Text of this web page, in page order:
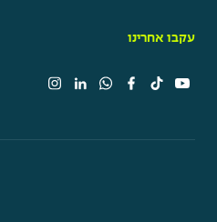
עקבו אחרינו